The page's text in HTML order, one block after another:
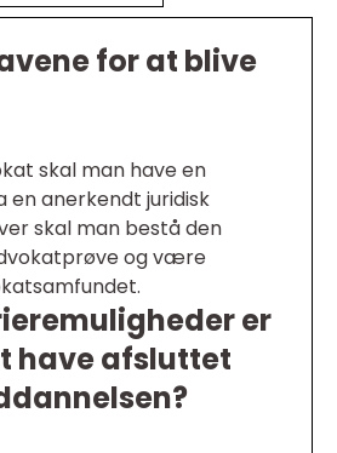
for at blive
skal man have en
en anerkendt juridisk
skal man bestå den
og være
er
have afsluttet